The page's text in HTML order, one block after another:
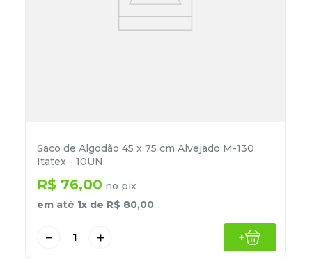
Saco de Algodão 45 x 75 cm Alvejado M-130
Itatex - 10UN
R$ 76,00 no pix
em até 1x de R$ 80,00
＋
－ +